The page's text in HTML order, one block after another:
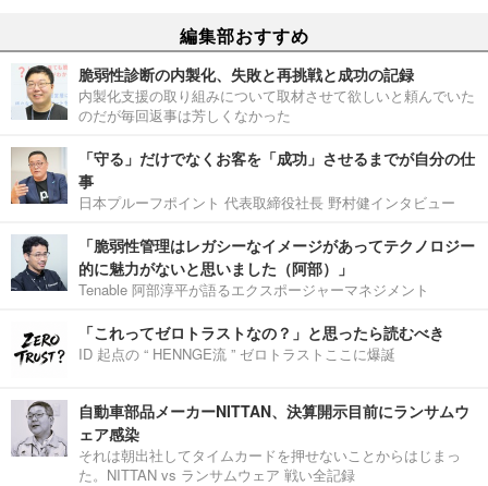
編集部おすすめ
脆弱性診断の内製化、失敗と再挑戦と成功の記録
内製化支援の取り組みについて取材させて欲しいと頼んでいた
のだが毎回返事は芳しくなかった
「守る」だけでなくお客を「成功」させるまでが自分の仕
事
日本プルーフポイント 代表取締役社長 野村健インタビュー
「脆弱性管理はレガシーなイメージがあってテクノロジー
的に魅力がないと思いました（阿部）」
Tenable 阿部淳平が語るエクスポージャーマネジメント
「これってゼロトラストなの？」と思ったら読むべき
ID 起点の “ HENNGE流 ” ゼロトラストここに爆誕
自動車部品メーカーNITTAN、決算開示目前にランサムウ
ェア感染
それは朝出社してタイムカードを押せないことからはじまっ
た。NITTAN vs ランサムウェア 戦い全記録